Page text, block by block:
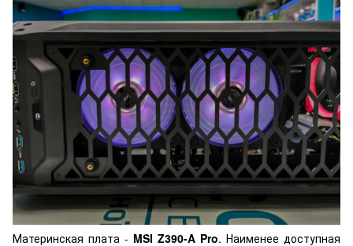
Материнская плата - MSI Z390-A Pro. Наименее доступная